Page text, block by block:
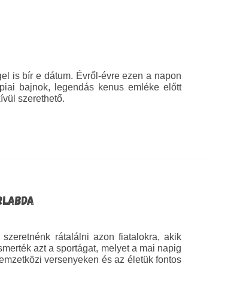
is bír e dátum. Évről-évre ezen a napon
bajnok, legendás kenus emléke előtt
szerethető.
rátalálni azon fiatalokra, akik
azt a sportágat, melyet a mai napig
versenyeken és az életük fontos